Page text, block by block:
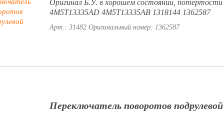
Оригинал Б.У. в хорошем состоянии, потёртости
4M5T13335AD 4M5T13335AB 1318144 1362587
Арт.: 31482 Оригинальный номер: 1362587
Переключатель поворотов подрулевой